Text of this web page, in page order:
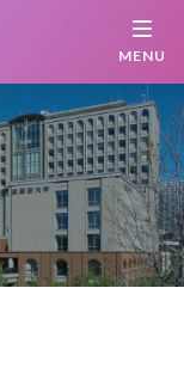
MENU
探 す 繋がる